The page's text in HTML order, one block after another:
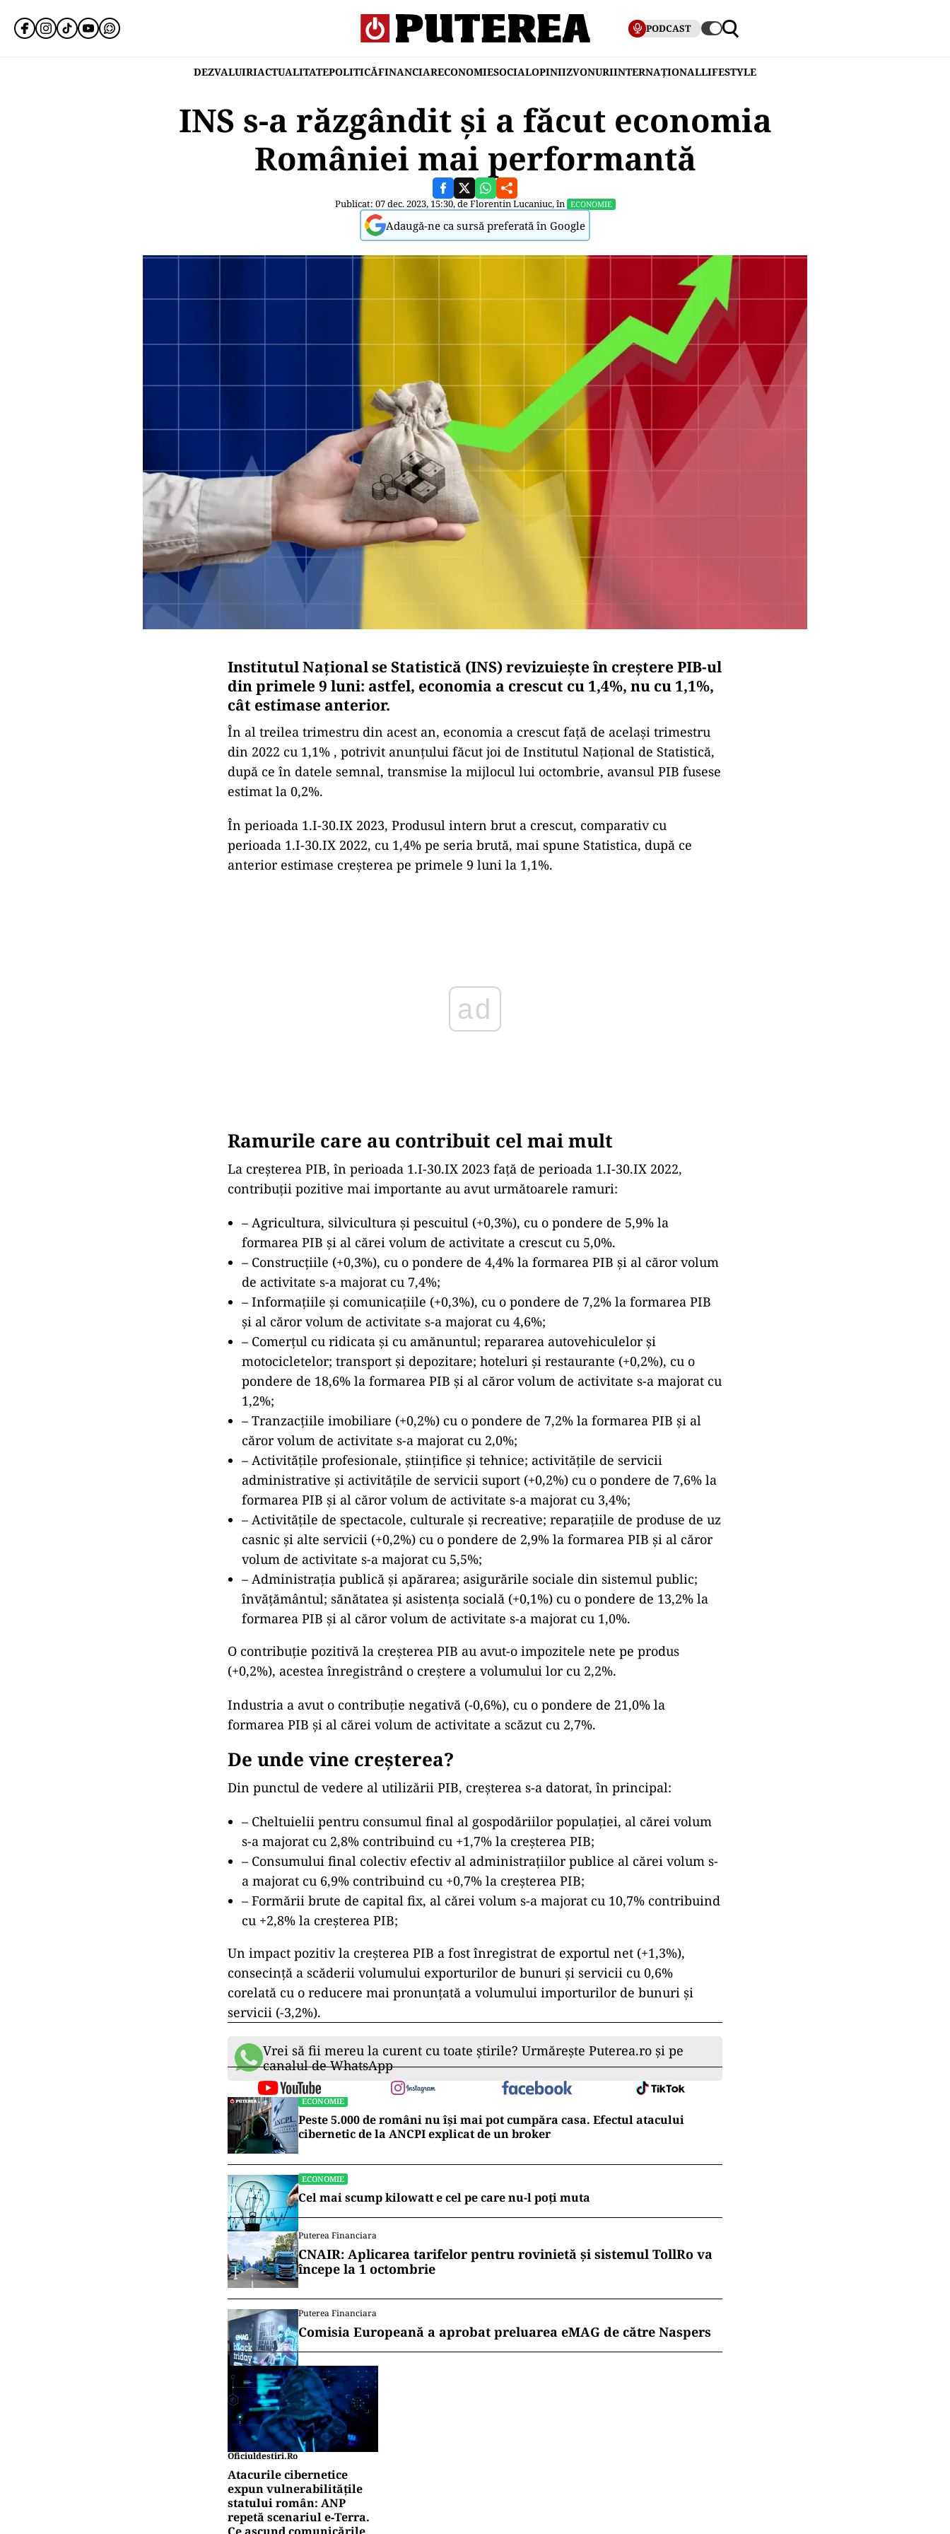
PODCAST
DEZVALUIRIACTUALITATEPOLITICĂFINANCIARECONOMIESOCIALOPINIIZVONURIINTERNAȚIONALLIFESTYLE
INS s-a răzgândit și a făcut economia
României mai performantă
Publicat: 07 dec. 2023, 15:30, deFlorentin Lucaniuc, în ECONOMIE
Adaugă-ne ca sursă preferată în Google
Institutul Național se Statistică (INS) revizuiește în creștere PIB-ul
din primele 9 luni: astfel, economia a crescut cu 1,4%, nu cu 1,1%,
cât estimase anterior.
În al treilea trimestru din acest an, economia a crescut față de același trimestru
din 2022 cu 1,1% , potrivit anunțului făcut joi de Institutul Național de Statistică,
după ce în datele semnal, transmise la mijlocul lui octombrie, avansul PIB fusese
estimat la 0,2%.
În perioada 1.I-30.IX 2023, Produsul intern brut a crescut, comparativ cu
perioada 1.I-30.IX 2022, cu 1,4% pe seria brută, mai spune Statistica, după ce
anterior estimase creșterea pe primele 9 luni la 1,1%.
Ramurile care au contribuit cel mai mult
La creșterea PIB, în perioada 1.I-30.IX 2023 faţă de perioada 1.I-30.IX 2022,
contribuţii pozitive mai importante au avut următoarele ramuri:
– Agricultura, silvicultura şi pescuitul (+0,3%), cu o pondere de 5,9% la
formarea PIB și al cărei volum de activitate a crescut cu 5,0%.
– Construcțiile (+0,3%), cu o pondere de 4,4% la formarea PIB şi al căror volum
de activitate s-a majorat cu 7,4%;
– Informațiile și comunicațiile (+0,3%), cu o pondere de 7,2% la formarea PIB
şi al căror volum de activitate s-a majorat cu 4,6%;
– Comerțul cu ridicata şi cu amănuntul; repararea autovehiculelor şi
motocicletelor; transport şi depozitare; hoteluri şi restaurante (+0,2%), cu o
pondere de 18,6% la formarea PIB şi al căror volum de activitate s-a majorat cu
1,2%;
– Tranzacţiile imobiliare (+0,2%) cu o pondere de 7,2% la formarea PIB şi al
căror volum de activitate s-a majorat cu 2,0%;
– Activitățile profesionale, științifice și tehnice; activitățile de servicii
administrative și activitățile de servicii suport (+0,2%) cu o pondere de 7,6% la
formarea PIB şi al căror volum de activitate s-a majorat cu 3,4%;
– Activitățile de spectacole, culturale și recreative; reparațiile de produse de uz
casnic și alte servicii (+0,2%) cu o pondere de 2,9% la formarea PIB şi al căror
volum de activitate s-a majorat cu 5,5%;
– Administrația publică și apărarea; asigurările sociale din sistemul public;
învățământul; sănătatea și asistența socială (+0,1%) cu o pondere de 13,2% la
formarea PIB şi al căror volum de activitate s-a majorat cu 1,0%.
O contribuție pozitivă la creșterea PIB au avut-o impozitele nete pe produs
(+0,2%), acestea înregistrând o creștere a volumului lor cu 2,2%.
Industria a avut o contribuție negativă (-0,6%), cu o pondere de 21,0% la
formarea PIB și al cărei volum de activitate a scăzut cu 2,7%.
De unde vine creșterea?
Din punctul de vedere al utilizării PIB, creşterea s-a datorat, în principal:
– Cheltuielii pentru consumul final al gospodăriilor populației, al cărei volum
s-a majorat cu 2,8% contribuind cu +1,7% la creșterea PIB;
– Consumului final colectiv efectiv al administrațiilor publice al cărei volum s-
a majorat cu 6,9% contribuind cu +0,7% la creșterea PIB;
– Formării brute de capital fix, al cărei volum s-a majorat cu 10,7% contribuind
cu +2,8% la creşterea PIB;
Un impact pozitiv la creșterea PIB a fost înregistrat de exportul net (+1,3%),
consecință a scăderii volumului exporturilor de bunuri şi servicii cu 0,6%
corelată cu o reducere mai pronunțată a volumului importurilor de bunuri şi
servicii (-3,2%).
Vrei să fii mereu la curent cu toate știrile? Urmărește Puterea.ro și pe
canalul de WhatsApp
ECONOMIE
Peste 5.000 de români nu își mai pot cumpăra casa. Efectul atacului
cibernetic de la ANCPI explicat de un broker
ECONOMIE
Cel mai scump kilowatt e cel pe care nu-l poți muta
Puterea Financiara
CNAIR: Aplicarea tarifelor pentru rovinietă și sistemul TollRo va
începe la 1 octombrie
Puterea Financiara
Comisia Europeană a aprobat preluarea eMAG de către Naspers
Oficiuldestiri.ro
Atacurile cibernetice
expun vulnerabilitățile
statului român: ANP
repetă scenariul e‑Terra.